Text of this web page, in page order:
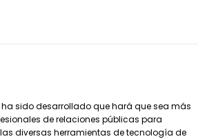
ha sido desarrollado que hará que sea más
de relaciones públicas para
diversas herramientas de tecnología de